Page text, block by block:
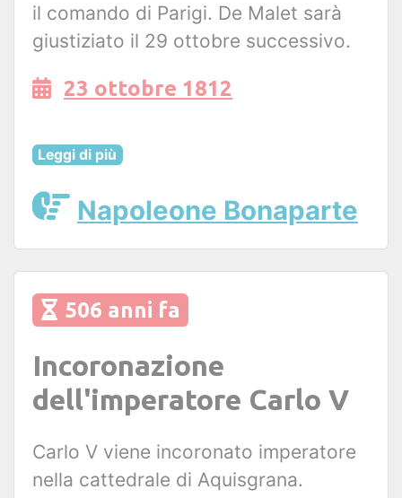
il comando di Parigi. De Malet sarà
giustiziato il 29 ottobre successivo.
23 ottobre 1812
Leggi di più
Napoleone Bonaparte
506 anni fa
Incoronazione
dell'imperatore Carlo V
Carlo V viene incoronato imperatore
nella cattedrale di Aquisgrana.